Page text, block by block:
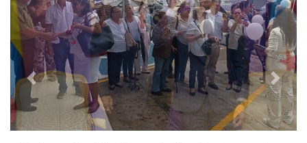
Previous Next